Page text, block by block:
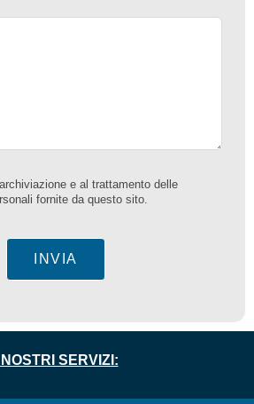
e al trattamento delle
fornite da questo sito.
INVIA
I NOSTRI SERVIZI: